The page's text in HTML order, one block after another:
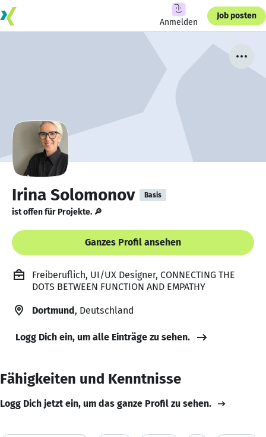
Anmelden
Job posten
Irina Solomonov Basis
ist offen für Projekte. 🔎
Ganzes Profil ansehen
Freiberuflich, UI/UX Designer, CONNECTING THE
DOTS BETWEEN FUNCTION AND EMPATHY
Dortmund, Deutschland
Logg Dich ein, um alle Einträge zu sehen.
Fähigkeiten und Kenntnisse
Logg Dich jetzt ein, um das ganze Profil zu sehen.